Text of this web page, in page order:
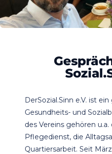
DerSozial.Sinn e.V. ist
Gesundheits- und
des Vereins gehören
Pflegedienst, die
Quartiersarbeit. Seit